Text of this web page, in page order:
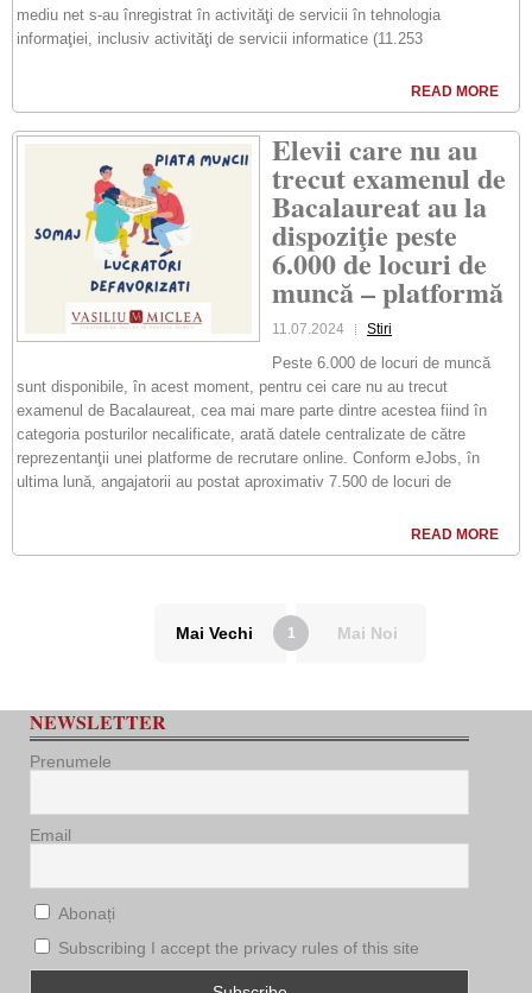
mediu net s-au înregistrat în activităţi de servicii în tehnologia
informaţiei, inclusiv activităţi de servicii informatice (11.253
READ MORE
Elevii care nu au
trecut examenul de
Bacalaureat au la
dispoziţie peste
6.000 de locuri de
muncă – platformă
11.07.2024 Stiri
Peste 6.000 de locuri de muncă
sunt disponibile, în acest moment, pentru cei care nu au trecut
examenul de Bacalaureat, cea mai mare parte dintre acestea fiind în
categoria posturilor necalificate, arată datele centralizate de către
reprezentanţii unei platforme de recrutare online. Conform eJobs, în
ultima lună, angajatorii au postat aproximativ 7.500 de locuri de
READ MORE
Mai Vechi 1 Mai Noi
NEWSLETTER
Prenumele
Email
Abonați
Subscribing I accept the privacy rules of this site